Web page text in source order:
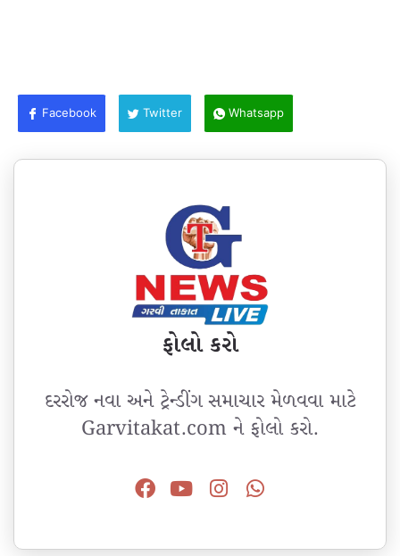
Facebook Twitter Whatsapp
ફોલો કરો
દરરોજ નવા અને ટ્રેન્ડીંગ સમાચાર મેળવવા માટે
Garvitakat.com ને ફોલો કરો.